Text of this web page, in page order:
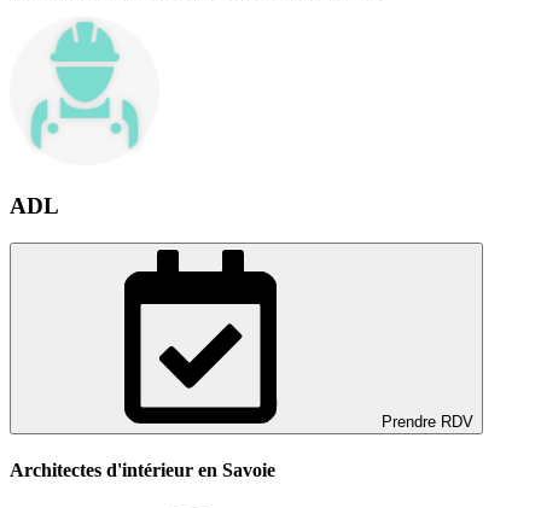
ADL
Prendre RDV
Architectes d'intérieur en Savoie